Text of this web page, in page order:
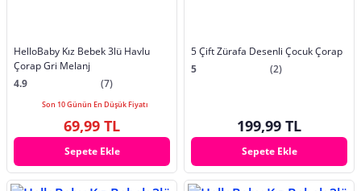
HelloBaby Kız Bebek 3lü Havlu
Çorap Gri Melanj
4.9
(7)
Son 10 Günün En Düşük Fiyatı
69,99 TL
Sepete Ekle
5 Çift Zürafa Desenli Çocuk Çorap
5
(2)
199,99 TL
Sepete Ekle